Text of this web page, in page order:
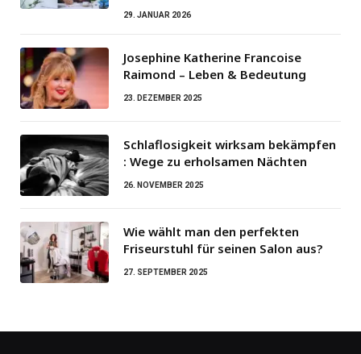
29. JANUAR 2026
Josephine Katherine Francoise
Raimond – Leben & Bedeutung
23. DEZEMBER 2025
Schlaflosigkeit wirksam bekämpfen
: Wege zu erholsamen Nächten
26. NOVEMBER 2025
Wie wählt man den perfekten
Friseurstuhl für seinen Salon aus?
27. SEPTEMBER 2025